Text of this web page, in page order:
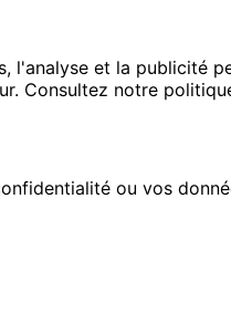
l'analyse et la publicité
Consultez notre
ou vos